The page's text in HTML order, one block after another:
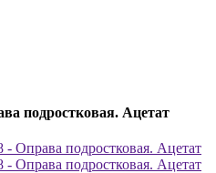
подростковая. Ацетат